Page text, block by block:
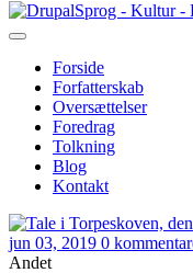
Gå
til
Sprog - Kultur -
Primær
navigation
Forside
Forfatterskab
Oversættelser
Foredrag
Tolkning
Blog
Kontakt
jun 03, 2019 0
Andet